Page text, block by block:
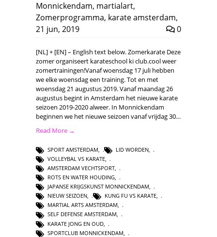
Monnickendam, martialart,
Zomerprogramma, karate amsterdam,
21 jun, 2019
0
[NL] + [EN] – English text below. Zomerkarate Deze
zomer organiseert karateschool ki club.cool weer
zomertrainingen!Vanaf woensdag 17 juli hebben
we elke woensdag een training. Tot en met
woensdag 21 augustus 2019. Vanaf maandag 26
augustus begint in Amsterdam het nieuwe karate
seizoen 2019-2020 alweer. In Monnickendam
beginnen we het nieuwe seizoen vanaf vrijdag 30…
Read More →
SPORT AMSTERDAM, LID WORDEN,
VOLLEYBAL VS KARATE,
AMSTERDAM VECHTSPORT,
ROTS EN WATER HOUDING,
JAPANSE KRIJGSKUNST MONNICKENDAM,
NIEUW SEIZOEN, KUNG FU VS KARATE,
MARTIAL ARTS AMSTERDAM,
SELF DEFENSE AMSTERDAM,
KARATE JONG EN OUD
SPORTCLUB MONNICKENDAM